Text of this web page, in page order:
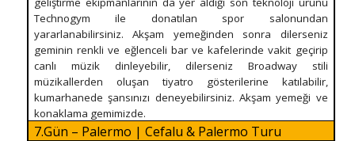
Technogym ile donatılan spor salonundan
yararlanabilirsiniz. Akşam yemeğinden sonra dilerseniz
geminin renkli ve eğlenceli bar ve kafelerinde vakit geçirip
canlı müzik dinleyebilir, dilerseniz Broadway stili
müzikallerden oluşan tiyatro gösterilerine katılabilir,
kumarhanede şansınızı deneyebilirsiniz. Akşam yemeği ve
konaklama gemimizde.
7.Gün – Palermo | Cefalu & Palermo Turu